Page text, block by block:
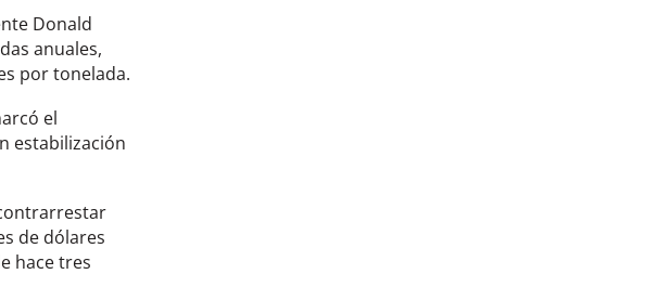
Donald
anuales,
por tonelada.
el
estabilización
de dólares
hace tres